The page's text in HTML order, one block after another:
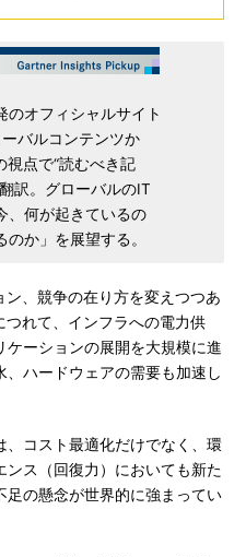
のオフィシャルサイト
バルコンテンツか
視点で“読むべき記
訳。グローバルのIT
、何が起きているの
か」を展望する。
、競争の在り方を変えつつあ
れて、インフラへの電力供
ーションの展開を大規模に進
ハードウェアの需要も加速し
コスト最適化だけでなく、環
ス（回復力）においても新た
足の懸念が世界的に強まってい